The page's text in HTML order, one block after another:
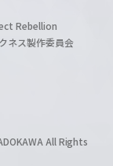
Rebellion
ネス製作委員会
All Rights